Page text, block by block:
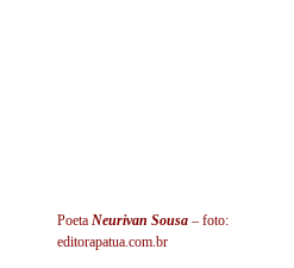
Poeta Neurivan Sousa – foto:
editorapatua.com.br